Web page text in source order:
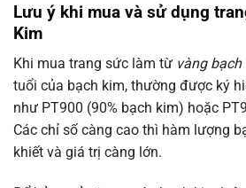
Lưu ý khi mua và sử dụng
Kim
Khi mua trang sức làm từ vàng bạch
tuổi của bạch kim, thường được ký
như PT900 (90% bạch kim) hoặc
Các chỉ số càng cao thì hàm lượng
khiết và giá trị càng lớn.